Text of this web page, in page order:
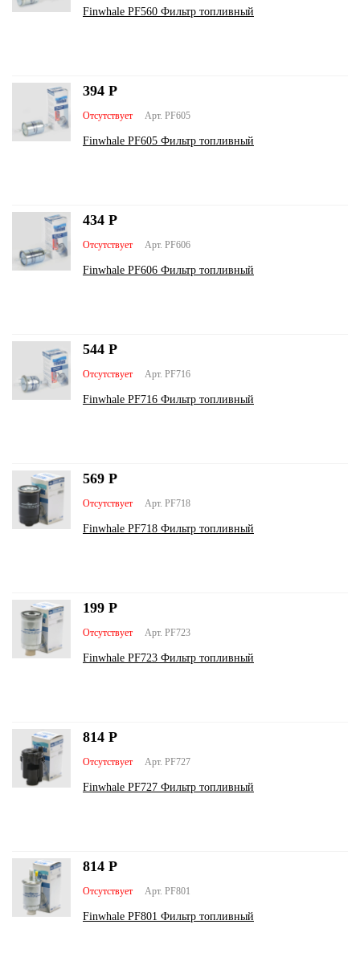
Finwhale PF560 Фильтр топливный
Арт. PF605
Отсутствует
Finwhale PF605 Фильтр топливный
394 Р
Арт. PF606
Отсутствует
Finwhale PF606 Фильтр топливный
434 Р
Арт. PF716
Отсутствует
Finwhale PF716 Фильтр топливный
544 Р
Арт. PF718
Отсутствует
Finwhale PF718 Фильтр топливный
569 Р
Арт. PF723
Отсутствует
Finwhale PF723 Фильтр топливный
199 Р
Арт. PF727
Отсутствует
Finwhale PF727 Фильтр топливный
814 Р
Арт. PF801
Отсутствует
Finwhale PF801 Фильтр топливный
814 Р